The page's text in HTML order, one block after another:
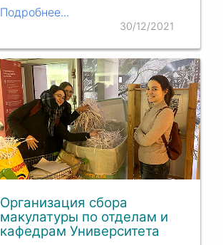
«Богородское» на период
реабилитации становится для
пациентов вторым домом. В…
Подробнее...
30/12/2021
Организация сбора
макулатуры по отделам и
кафедрам Университета